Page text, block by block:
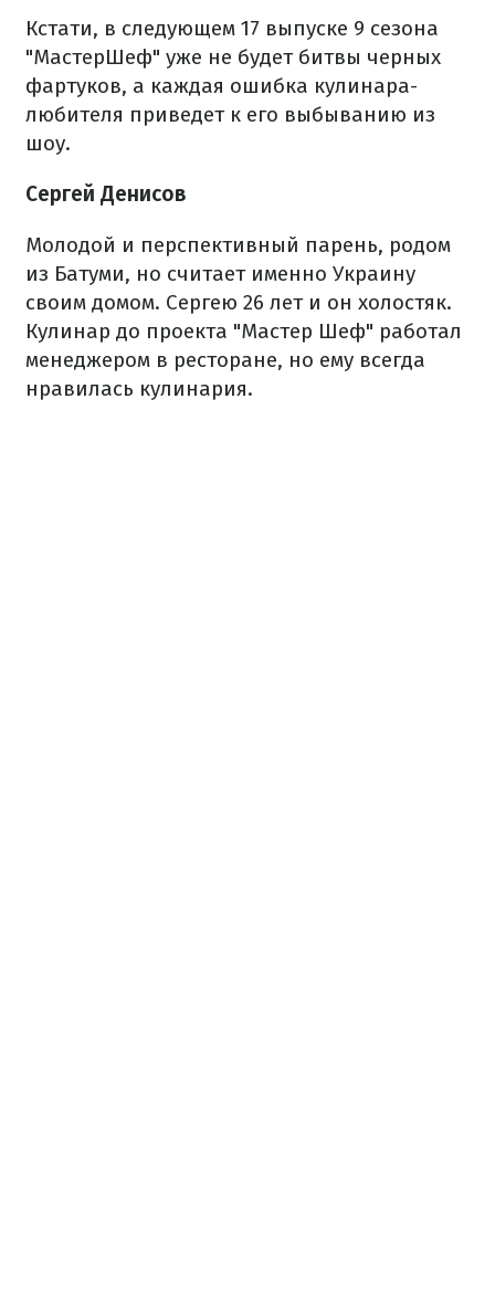
Кстати, в следующем 17 выпуске 9 сезона
"МастерШеф" уже не будет битвы черных
фартуков, а каждая ошибка кулинара-
любителя приведет к его выбыванию из
шоу.
Сергей Денисов
Молодой и перспективный парень, родом
из Батуми, но считает именно Украину
своим домом. Сергею 26 лет и он холостяк.
Кулинар до проекта "Мастер Шеф" работал
менеджером в ресторане, но ему всегда
нравилась кулинария.